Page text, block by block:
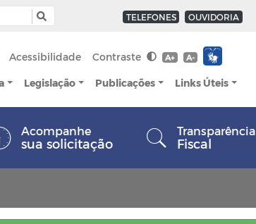
TELEFONES OUVIDORIA
Acessibilidade Contraste A+ A-
Legislação Publicações Links Úteis
Acompanhe
sua solicitação
Transparência
Fiscal